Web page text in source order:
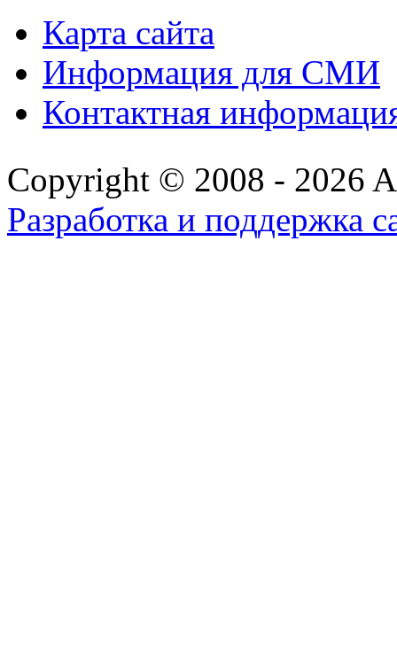
Карта сайта
Информация для СМИ
Контактная
Copyright © 2008 - 2026
Разработка и поддержка